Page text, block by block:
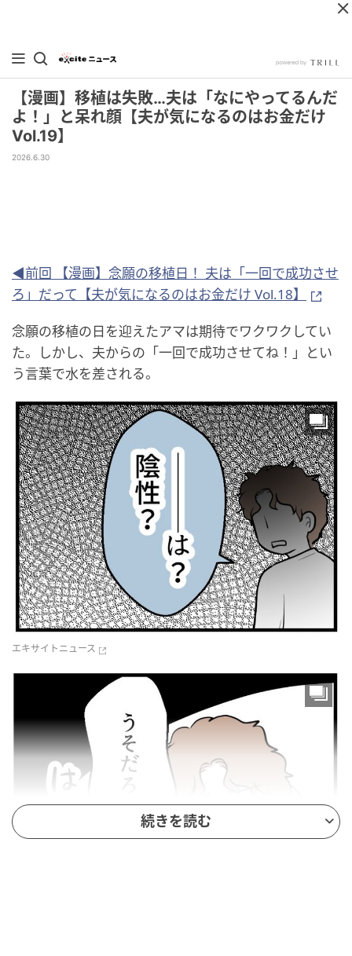
【漫画】移植は失敗…夫は「なにやってるんだ
よ！」と呆れ顔【夫が気になるのはお金だけ
Vol.19】
2026.6.30
◀前回 【漫画】念願の移植日！ 夫は「一回で成功させ
ろ」だって【夫が気になるのはお金だけ Vol.18】
念願の移植の日を迎えたアマは期待でワクワクしてい
た。しかし、夫からの「一回で成功させてね！」とい
う言葉で水を差される。
エキサイトニュース
続きを読む